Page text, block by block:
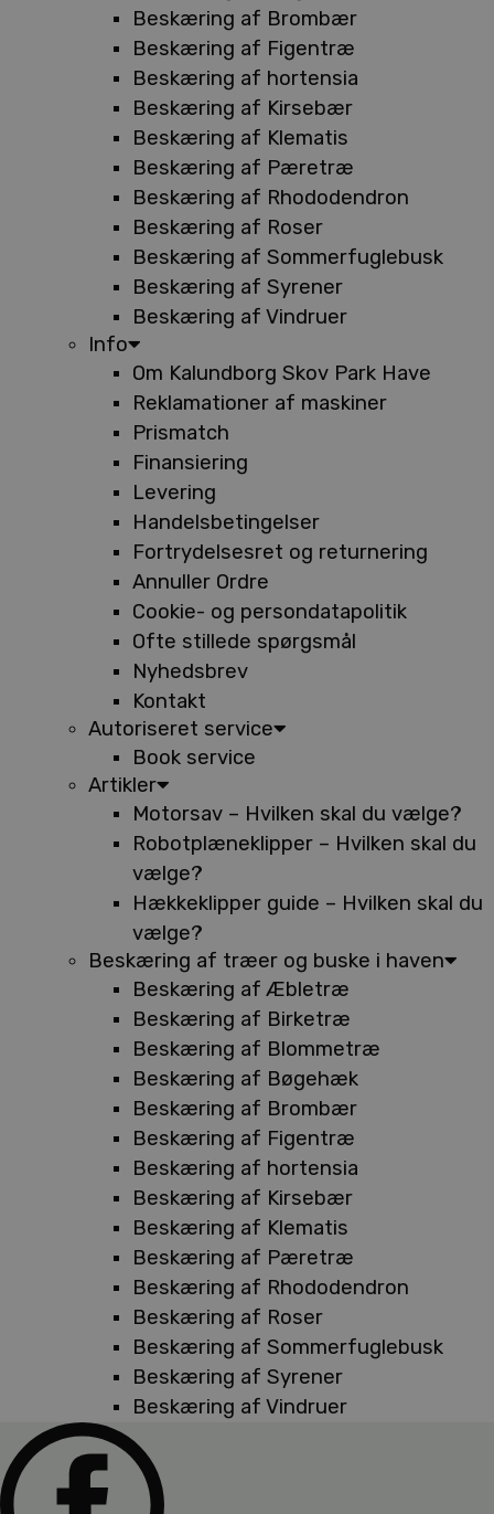
Beskæring af Brombær
Beskæring af Figentræ
Beskæring af hortensia
Beskæring af Kirsebær
Beskæring af Klematis
Beskæring af Pæretræ
Beskæring af Rhododendron
Beskæring af Roser
Beskæring af Sommerfuglebusk
Beskæring af Syrener
Beskæring af Vindruer
Info
Om Kalundborg Skov Park Have
Reklamationer af maskiner
Prismatch
Finansiering
Levering
Handelsbetingelser
Fortrydelsesret og returnering
Annuller Ordre
Cookie- og persondatapolitik
Ofte stillede spørgsmål
Nyhedsbrev
Kontakt
Autoriseret service
Book service
Artikler
Motorsav – Hvilken skal du vælge?
Robotplæneklipper – Hvilken skal du
vælge?
Hækkeklipper guide – Hvilken skal du
vælge?
Beskæring af træer og buske i haven
Beskæring af Æbletræ
Beskæring af Birketræ
Beskæring af Blommetræ
Beskæring af Bøgehæk
Beskæring af Brombær
Beskæring af Figentræ
Beskæring af hortensia
Beskæring af Kirsebær
Beskæring af Klematis
Beskæring af Pæretræ
Beskæring af Rhododendron
Beskæring af Roser
Beskæring af Sommerfuglebusk
Beskæring af Syrener
Beskæring af Vindruer